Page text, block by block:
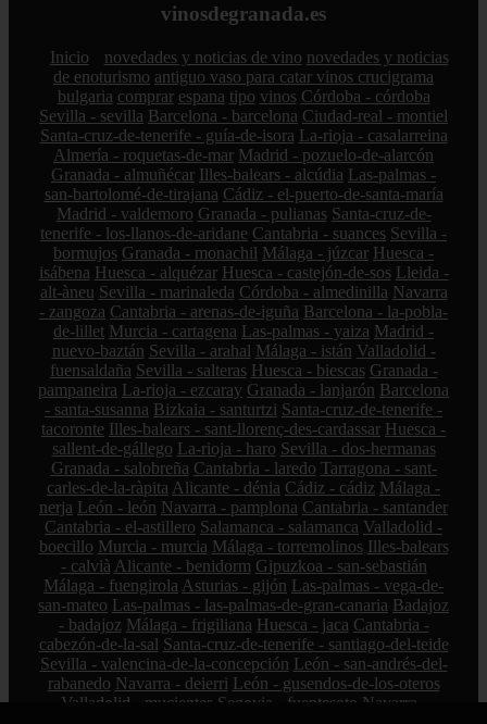
vinosdegranada.es
Inicio novedades y noticias de vino novedades y noticias
de enoturismo antiguo vaso para catar vinos crucigrama
bulgaria comprar espana tipo vinos Córdoba - córdoba
Sevilla - sevilla Barcelona - barcelona Ciudad-real - montiel
Santa-cruz-de-tenerife - guía-de-isora La-rioja - casalarreina
Almería - roquetas-de-mar Madrid - pozuelo-de-alarcón
Granada - almuñécar Illes-balears - alcúdia Las-palmas -
san-bartolomé-de-tirajana Cádiz - el-puerto-de-santa-maría
Madrid - valdemoro Granada - pulianas Santa-cruz-de-
tenerife - los-llanos-de-aridane Cantabria - suances Sevilla -
bormujos Granada - monachil Málaga - júzcar Huesca -
isábena Huesca - alquézar Huesca - castejón-de-sos Lleida -
alt-àneu Sevilla - marinaleda Córdoba - almedinilla Navarra
- zangoza Cantabria - arenas-de-iguña Barcelona - la-pobla-
de-lillet Murcia - cartagena Las-palmas - yaiza Madrid -
nuevo-baztán Sevilla - arahal Málaga - istán Valladolid -
fuensaldaña Sevilla - salteras Huesca - biescas Granada -
pampaneira La-rioja - ezcaray Granada - lanjarón Barcelona
- santa-susanna Bizkaia - santurtzi Santa-cruz-de-tenerife -
tacoronte Illes-balears - sant-llorenç-des-cardassar Huesca -
sallent-de-gállego La-rioja - haro Sevilla - dos-hermanas
Granada - salobreña Cantabria - laredo Tarragona - sant-
carles-de-la-ràpita Alicante - dénia Cádiz - cádiz Málaga -
nerja León - león Navarra - pamplona Cantabria - santander
Cantabria - el-astillero Salamanca - salamanca Valladolid -
boecillo Murcia - murcia Málaga - torremolinos Illes-balears
- calvià Alicante - benidorm Gipuzkoa - san-sebastián
Málaga - fuengirola Asturias - gijón Las-palmas - vega-de-
san-mateo Las-palmas - las-palmas-de-gran-canaria Badajoz
- badajoz Málaga - frigiliana Huesca - jaca Cantabria -
cabezón-de-la-sal Santa-cruz-de-tenerife - santiago-del-teide
Sevilla - valencina-de-la-concepción León - san-andrés-del-
rabanedo Navarra - deierri León - gusendos-de-los-oteros
Valladolid - mucientes Segovia - fuentesoto Navarra -